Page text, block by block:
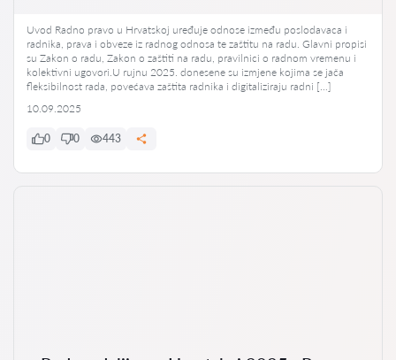
Uvod Radno pravo u Hrvatskoj uređuje odnose između poslodavaca i
radnika, prava i obveze iz radnog odnosa te zaštitu na radu. Glavni propisi
su Zakon o radu, Zakon o zaštiti na radu, pravilnici o radnom vremenu i
kolektivni ugovori.U rujnu 2025. donesene su izmjene kojima se jača
fleksibilnost rada, povećava zaštita radnika i digitaliziraju radni […]
10.09.2025
0 0 443